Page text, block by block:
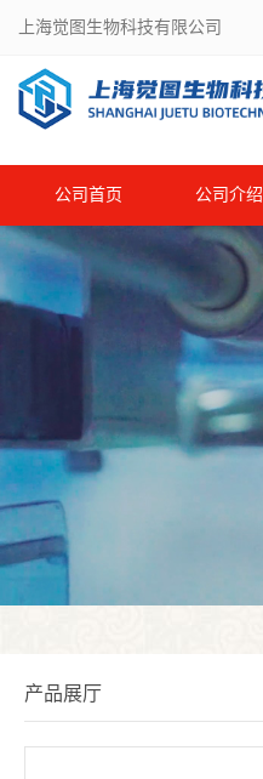
上海觉图生物科技有限公司
公司首页 公司介绍
产品展厅